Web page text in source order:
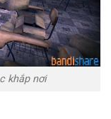
khắp nơi